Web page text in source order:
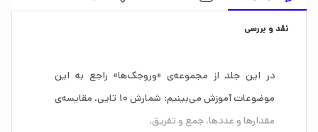
نقد و بررسی
در این جلد از مجموعه‌ی «وروجک‌ها» راجع به این
موضوعات آموزش می‌بینیم: شمارش 10 تایی، مقایسه‌ی
مقدارها و عددها، جمع و تفریق.